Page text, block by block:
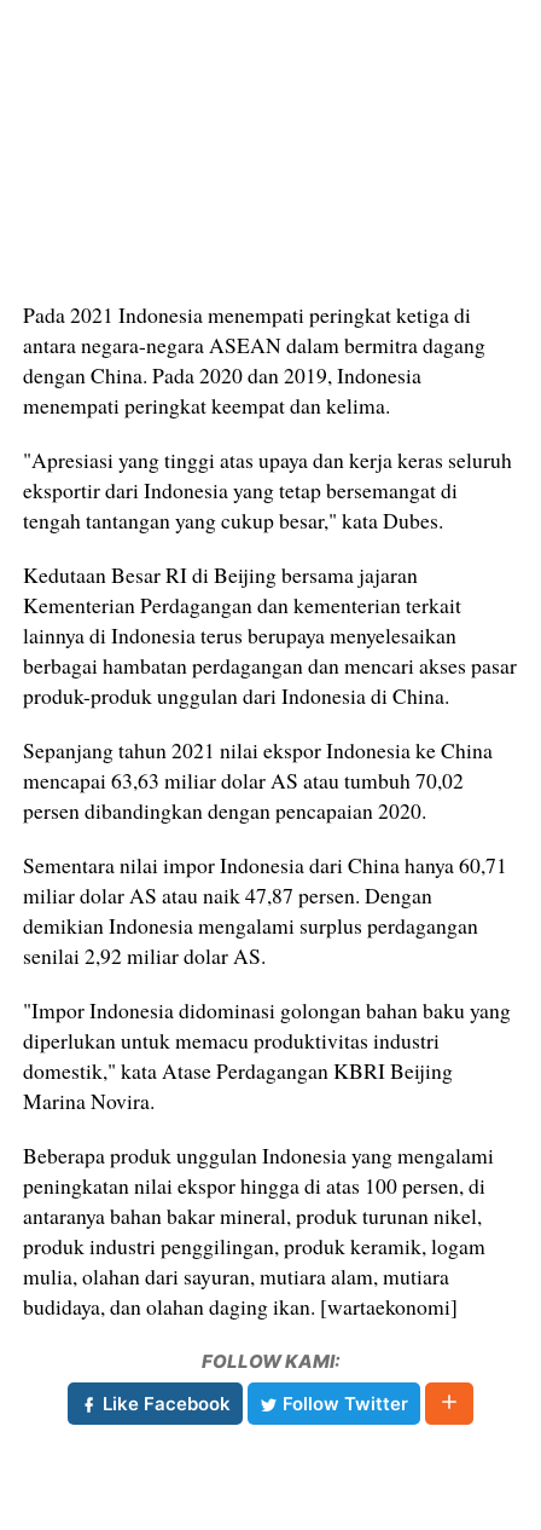
Pada 2021 Indonesia menempati peringkat ketiga di
antara negara-negara ASEAN dalam bermitra dagang
dengan China. Pada 2020 dan 2019, Indonesia
menempati peringkat keempat dan kelima.
"Apresiasi yang tinggi atas upaya dan kerja keras seluruh
eksportir dari Indonesia yang tetap bersemangat di
tengah tantangan yang cukup besar," kata Dubes.
Kedutaan Besar RI di Beijing bersama jajaran
Kementerian Perdagangan dan kementerian terkait
lainnya di Indonesia terus berupaya menyelesaikan
berbagai hambatan perdagangan dan mencari akses pasar
produk-produk unggulan dari Indonesia di China.
Sepanjang tahun 2021 nilai ekspor Indonesia ke China
mencapai 63,63 miliar dolar AS atau tumbuh 70,02
persen dibandingkan dengan pencapaian 2020.
Sementara nilai impor Indonesia dari China hanya 60,71
miliar dolar AS atau naik 47,87 persen. Dengan
demikian Indonesia mengalami surplus perdagangan
senilai 2,92 miliar dolar AS.
"Impor Indonesia didominasi golongan bahan baku yang
diperlukan untuk memacu produktivitas industri
domestik," kata Atase Perdagangan KBRI Beijing
Marina Novira.
Beberapa produk unggulan Indonesia yang mengalami
peningkatan nilai ekspor hingga di atas 100 persen, di
antaranya bahan bakar mineral, produk turunan nikel,
produk industri penggilingan, produk keramik, logam
mulia, olahan dari sayuran, mutiara alam, mutiara
budidaya, dan olahan daging ikan. [wartaekonomi]
FOLLOW KAMI:
Like Facebook
Follow Twitter